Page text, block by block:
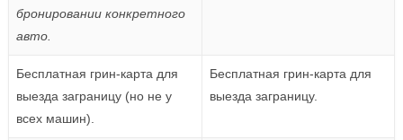
бронировании конкретного
авто.
Бесплатная грин-карта для
выезда заграницу (но не у
всех машин).
Бесплатная грин-карта для
выезда заграницу.